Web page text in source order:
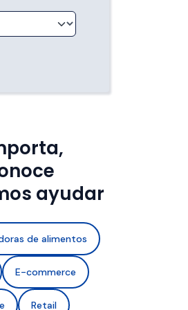
ayudar
de alimentos
E-commerce
Retail